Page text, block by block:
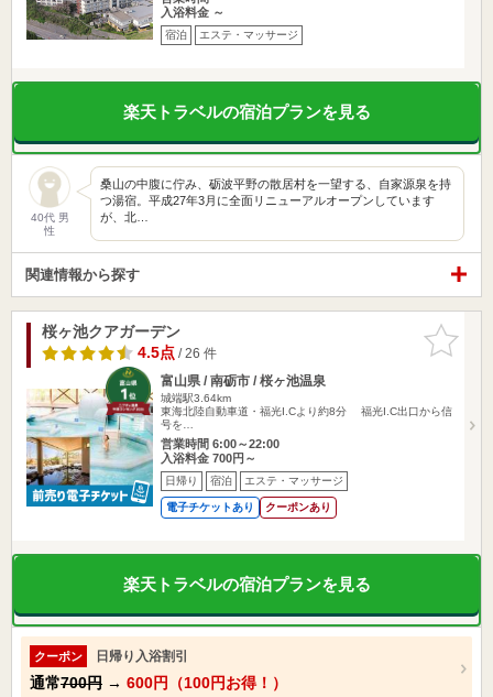
入浴料金 ～
宿泊 エステ・マッサージ
楽天トラベルの宿泊プランを見る
40代 男
性
桑山の中腹に佇み、砺波平野の散居村を一望する、自家源泉を持
つ湯宿。平成27年3月に全面リニューアルオープンしています
が、北…
関連情報から探す
お気に入
りに追加
桜ヶ池クアガーデン
4.5点/ 26 件
富山県 / 南砺市 / 桜ヶ池温泉
城端駅3.64km
東海北陸自動車道・福光I.Cより約8分 福光I.C出口から信
号を…
営業時間 6:00～22:00
入浴料金 700円～
日帰り 宿泊 エステ・マッサージ
電子チケットあり クーポンあり
楽天トラベルの宿泊プランを見る
クーポン 日帰り入浴割引
通常700円 → 600円（100円お得！）